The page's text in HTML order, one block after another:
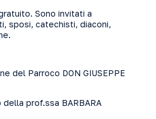
Sono invitati a
sposi, catechisti, diaconi,
del Parroco DON GIUSEPPE
prof.ssa BARBARA